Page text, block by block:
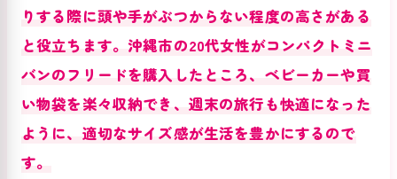
りする際に頭や手がぶつからない程度の高さがある
と役立ちます。沖縄市の20代女性がコンパクトミニ
バンのフリードを購入したところ、ベビーカーや買
い物袋を楽々収納でき、週末の旅行も快適になった
ように、適切なサイズ感が生活を豊かにするので
す。